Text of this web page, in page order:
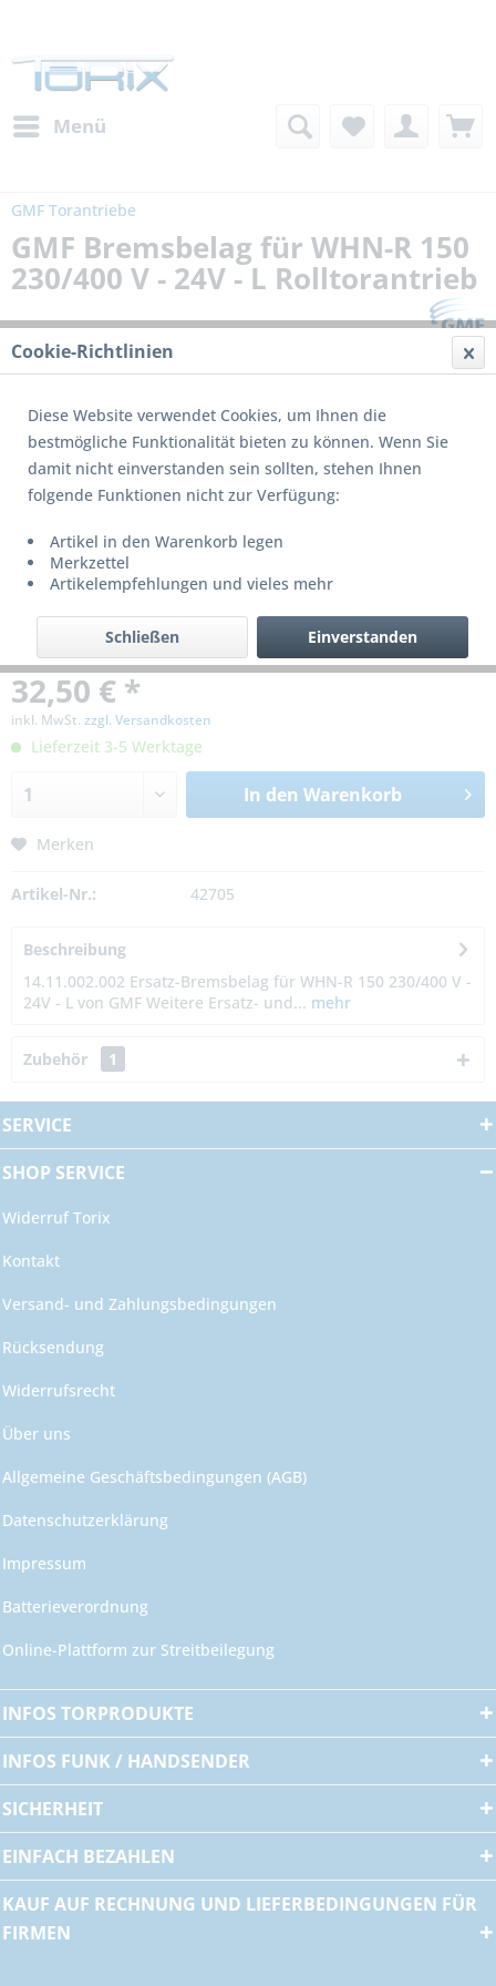
Menü
GMF Torantriebe
GMF Bremsbelag für WHN-R 150
230/400 V - 24V - L Rolltorantrieb
32,50 € *
inkl. MwSt. zzgl. Versandkosten
Lieferzeit 3-5 Werktage
In den Warenkorb
Merken
Artikel-Nr.: 42705
Beschreibung
14.11.002.002 Ersatz-Bremsbelag für WHN-R 150 230/400 V -
24V - L von GMF Weitere Ersatz- und... mehr
Zubehör 1
SERVICE
SHOP SERVICE
Widerruf Torix
Kontakt
Versand- und Zahlungsbedingungen
Rücksendung
Widerrufsrecht
Über uns
Allgemeine Geschäftsbedingungen (AGB)
Datenschutzerklärung
Impressum
Batterieverordnung
Online-Plattform zur Streitbeilegung
INFOS TORPRODUKTE
INFOS FUNK / HANDSENDER
SICHERHEIT
EINFACH BEZAHLEN
KAUF AUF RECHNUNG UND LIEFERBEDINGUNGEN FÜR
FIRMEN
Cookie-Richtlinien
Diese Website verwendet Cookies, um Ihnen die
bestmögliche Funktionalität bieten zu können. Wenn Sie
damit nicht einverstanden sein sollten, stehen Ihnen
folgende Funktionen nicht zur Verfügung:
Artikel in den Warenkorb legen
Merkzettel
Artikelempfehlungen und vieles mehr
Einverstanden
Schließen